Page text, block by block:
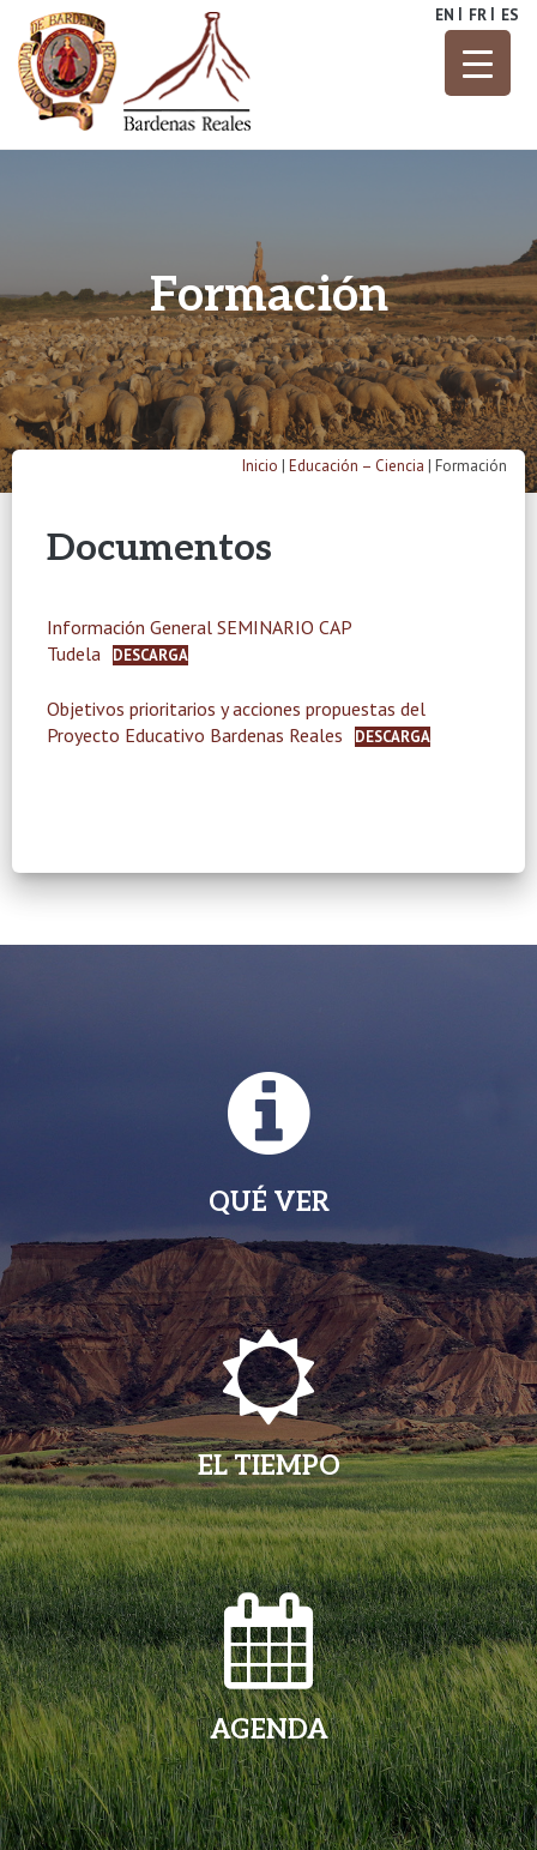
content
Parque Natural
EN FR ES
Formación
Inicio | Educación – Ciencia | Formación
Documentos
Información General SEMINARIO CAP
Tudela
DESCARGA
Objetivos prioritarios y acciones propuestas del
Proyecto Educativo Bardenas Reales
DESCARGA
QUÉ VER
EL TIEMPO
AGENDA